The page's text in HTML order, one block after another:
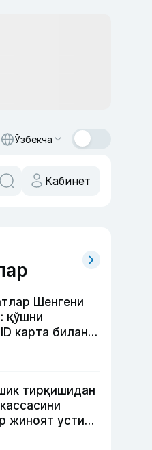
Ўзбекча
Кабинет
Шенгени
қўшни
карта билан
тирқишидан
жиноят устида